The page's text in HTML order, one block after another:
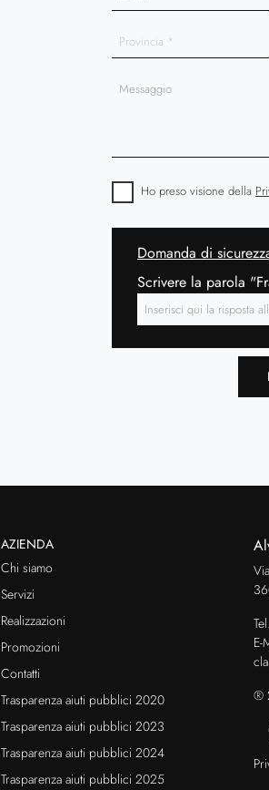
Ho preso visione della
Domanda di
Scrivere la parola
AZIENDA
Chi siamo
Servizi
Realizzazioni
Promozioni
Contatti
Trasparenza aiuti pubblici 2020
Trasparenza aiuti pubblici 2023
Trasparenza aiuti pubblici 2024
Trasparenza aiuti pubblici 2025
Tel.
E-
®